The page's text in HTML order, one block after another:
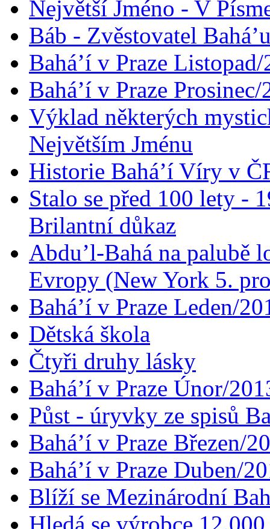
Největší Jméno - V
Báb - Zvěstovatel
Bahá’í v Praze
Bahá’í v Praze Prosinec/
Výklad některých
Největším Jménu
Historie Bahá’í Víry v
Stalo se před 100 lety -
Brilantní důkaz
Abdu’l-Bahá na palubě
Evropy (New York 5.
Bahá’í v Praze Leden/
Dětská škola
Čtyři druhy lásky
Bahá’í v Praze Únor/
Půst - úryvky ze spisů
Bahá’í v Praze Březen/
Bahá’í v Praze Duben/
Blíží se Mezinárodní